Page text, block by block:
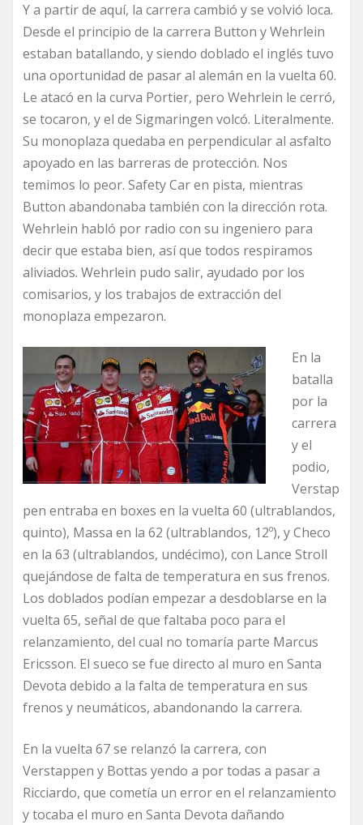
Y a partir de aquí, la carrera cambió y se volvió loca.
Desde el principio de la carrera Button y Wehrlein
estaban batallando, y siendo doblado el inglés tuvo
una oportunidad de pasar al alemán en la vuelta 60.
Le atacó en la curva Portier, pero Wehrlein le cerró,
se tocaron, y el de Sigmaringen volcó. Literalmente.
Su monoplaza quedaba en perpendicular al asfalto
apoyado en las barreras de protección. Nos
temimos lo peor. Safety Car en pista, mientras
Button abandonaba también con la dirección rota.
Wehrlein habló por radio con su ingeniero para
decir que estaba bien, así que todos respiramos
aliviados. Wehrlein pudo salir, ayudado por los
comisarios, y los trabajos de extracción del
monoplaza empezaron.
En la
batalla
por la
carrera
y el
podio,
Verstap
pen entraba en boxes en la vuelta 60 (ultrablandos,
quinto), Massa en la 62 (ultrablandos, 12º), y Checo
en la 63 (ultrablandos, undécimo), con Lance Stroll
quejándose de falta de temperatura en sus frenos.
Los doblados podían empezar a desdoblarse en la
vuelta 65, señal de que faltaba poco para el
relanzamiento, del cual no tomaría parte Marcus
Ericsson. El sueco se fue directo al muro en Santa
Devota debido a la falta de temperatura en sus
frenos y neumáticos, abandonando la carrera.
En la vuelta 67 se relanzó la carrera, con
Verstappen y Bottas yendo a por todas a pasar a
Ricciardo, que cometía un error en el relanzamiento
y tocaba el muro en Santa Devota dañando